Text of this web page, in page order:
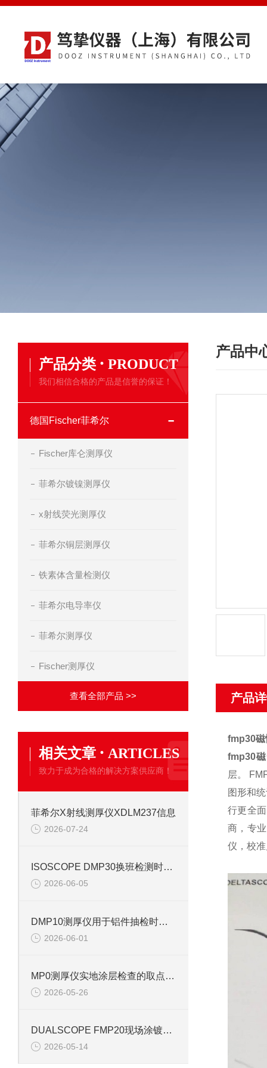
产品分类 · PRODUCT
我们相信合格的产品是信誉的保证！
德国Fischer菲希尔
Fischer库仑测厚仪
菲希尔镀镍测厚仪
x射线荧光测厚仪
菲希尔铜层测厚仪
铁素体含量检测仪
菲希尔电导率仪
菲希尔测厚仪
Fischer测厚仪
查看全部产品 >>
相关文章 · ARTICLES
致力于成为合格的解决方案供应商！
菲希尔X射线测厚仪XDLM237信息
2026-07-24
ISOSCOPE DMP30换班检测时怎样说明样品状态
2026-06-05
DMP10测厚仪用于铝件抽检时怎样记录基材状态
2026-06-01
MP0测厚仪实地涂层检查的取点流程
2026-05-26
DUALSCOPE FMP20现场涂镀层复核中的操作要点
2026-05-14
产品中
产品
fmp30磁
fmp30
层。
图形和
行更全
商，专
仪，校